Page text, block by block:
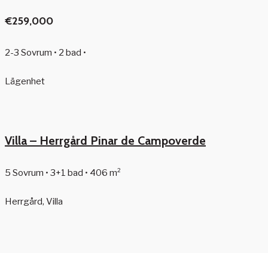
€259,000
2-3 Sovrum • 2 bad •
Lägenhet
Villa – Herrgård Pinar de Campoverde
5 Sovrum • 3+1 bad • 406 m²
Herrgård, Villa